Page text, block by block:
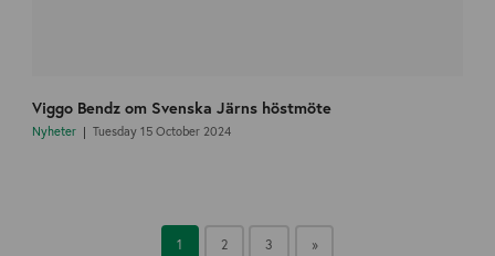
Viggo Bendz om Svenska Järns höstmöte
Nyheter Tuesday 15 October 2024
1 2 3 »